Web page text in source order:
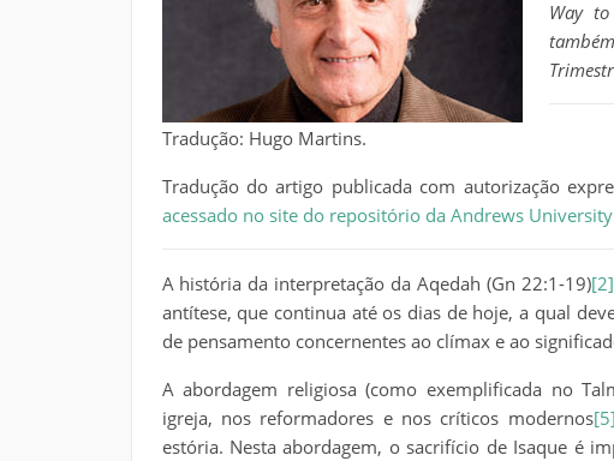
Way to
Tradução: Hugo Martins.
Tradução do artigo publicada com autorização
acessado no site do repositório da Andrews University
A história da interpretação da Aqedah (Gn 22:1-19)[2]
antítese, que continua até os dias de hoje, a qual
de pensamento concernentes ao clímax e ao
A abordagem religiosa (como exemplificada no
igreja, nos reformadores e nos críticos modernos[5]
estória. Nesta abordagem, o sacrifício de Isaque é